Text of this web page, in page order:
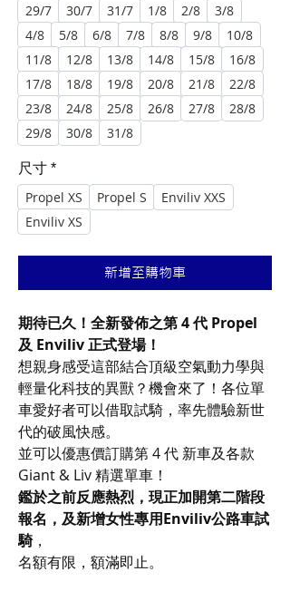
29/7 30/7 31/7 1/8 2/8
3/8
4/8
5/8 6/8 7/8 8/8 9/8
10/8
11/8
12/8 13/8 14/8 15/8
16/8
17/8
18/8 19/8 20/8 21/8
22/8
23/8
24/8 25/8 26/8 27/8
28/8
29/8
30/8 31/8
尺寸 *
Propel XS Propel S
Enviliv XXS
Enviliv XS
新增至購物車
期待已久！全新發佈之第 4 代 Propel
及 Enviliv 正式登場！
想親身感受這部結合頂級空氣動力學與
輕量化科技的異獸？機會來了！各位單
車愛好者可以借取試騎，率先體驗新世
代的破風快感。
並可以優惠價訂購第 4 代 新車及各款
Giant & Liv 精選單車！
鑑於之前反應熱烈，現正加開第二階段
報名，及新增女性專用Enviliv公路車試
騎，
名額有限，額滿即止。